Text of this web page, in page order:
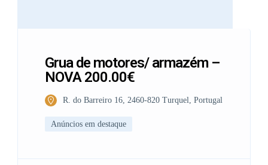
Grua de motores/ armazém –
NOVA 200.00€
R. do Barreiro 16, 2460-820 Turquel, Portugal
Anúncios em destaque